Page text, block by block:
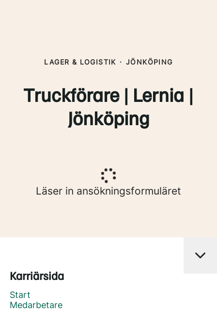
LAGER & LOGISTIK · JÖNKÖPING
Truckförare | Lernia |
Jönköping
Läser in ansökningsformuläret
Karriärsida
Start
Medarbetare